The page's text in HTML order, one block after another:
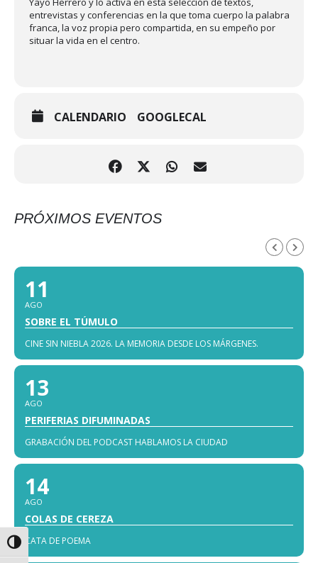
Alternar alto contraste
entrevistas y conferencias en la que toma cuerpo la palabra
franca, la voz propia pero compartida, en su empeño por
situar la vida en el centro.
CALENDARIO GOOGLECAL
PRÓXIMOS EVENTOS
11
AGO
SOBRE EL TÚMULO
CINE SIN NIEBLA 2026. LA MEMORIA DESDE LOS MÁRGENES.
13
AGO
PERIFERIAS DIFUMINADAS
GRABACIÓN DEL PODCAST HABLAMOS LA CIUDAD
14
AGO
COLAS DE CEREZA
CATA DE POEMA